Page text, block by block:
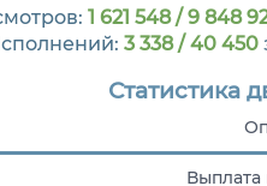
1 621 548 / 9 848
3 338 / 40 450
Статистика
Выплата